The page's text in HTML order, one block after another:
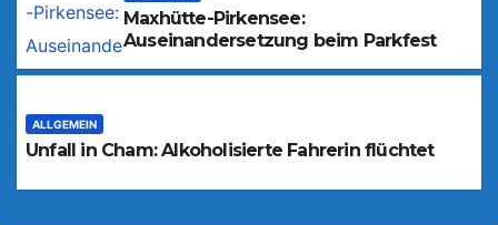
Maxhütte-Pirkensee:
Auseinandersetzung beim Parkfest
ALLGEMEIN
Unfall in Cham: Alkoholisierte Fahrerin flüchtet